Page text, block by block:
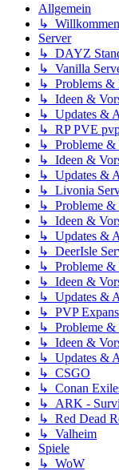
Allgemein
↳ Willkommen
Server
↳ DAYZ
↳ Vanilla
↳ Problems &
↳ Ideen &
↳ Updates &
↳ RP PVE
↳ Probleme &
↳ Ideen &
↳ Updates &
↳ Livonia
↳ Probleme &
↳ Ideen &
↳ Updates &
↳ DeerIsle
↳ Probleme &
↳ Ideen &
↳ Updates &
↳ PVP
↳ Probleme &
↳ Ideen &
↳ Updates &
↳ CSGO
↳ Conan
↳ ARK -
↳ Red Dead
↳ Valheim
Spiele
↳ WoW